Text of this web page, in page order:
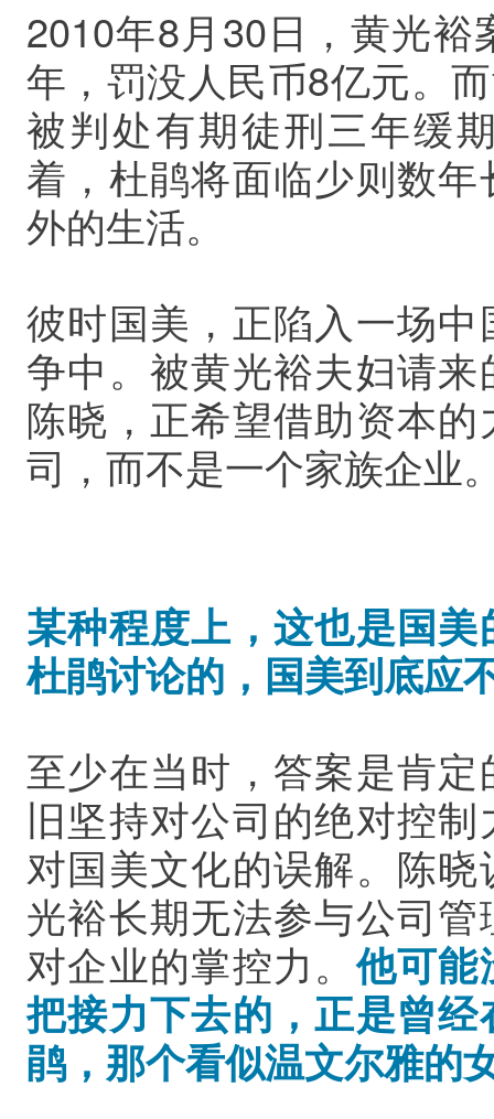
2010年8月30日，黄光
年，罚没人民币8亿元。
被判处有期徒刑三年缓
着，杜鹃将面临少则数
外的生活。
彼时国美，正陷入一场
争中。被黄光裕夫妇请
陈晓，正希望借助资本
司，而不是一个家族企业
某种程度上，这也是国
杜鹃讨论的，国美到底应
至少在当时，答案是肯
旧坚持对公司的绝对控
对国美文化的误解。陈
光裕长期无法参与公司
对企业的掌控力。他可能
把接力下去的，正是曾
鹃，那个看似温文尔雅的